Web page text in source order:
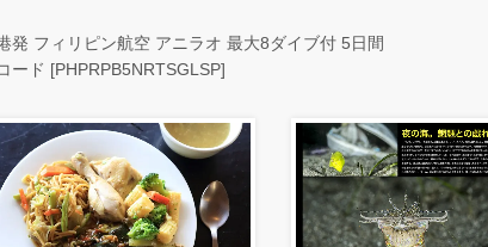
発 フィリピン航空 アニラオ 最大8ダイブ付 5日間
ード [PHPRPB5NRTSGLSP]